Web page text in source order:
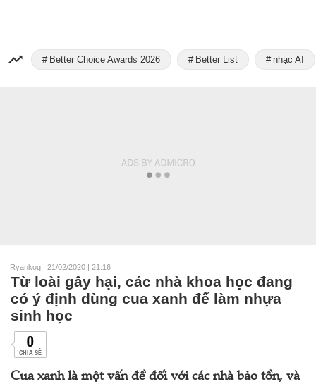
Better Choice Awards 2026 Better List nhạc AI
Ryankog | 21/02/2020 | 21:16
Từ loài gây hại, các nhà khoa học đang
có ý định dùng cua xanh để làm nhựa
sinh học
0
CHIA SẺ
Cua xanh là một vấn đề đối với các nhà bảo tồn, và